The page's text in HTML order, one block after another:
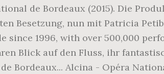
de Bordeaux (2015). Die
Besetzung, nun mit Patricia
since 1996, with over 500,000
Blick auf den Fluss, ihr
Bordeaux... Alcina - Opéra